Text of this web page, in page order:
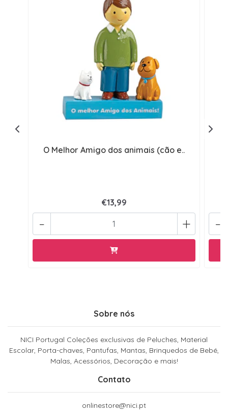
O Melhor Amigo dos animais (cão e..
€13,99
+
- -
Sobre nós
NICI Portugal Coleções exclusivas de Peluches, Material
Escolar, Porta-chaves, Pantufas, Mantas, Brinquedos de Bebé,
Malas, Acessórios, Decoração e mais!
Contato
onlinestore@nici.pt